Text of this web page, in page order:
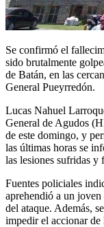
Se confirmó el
sido brutalmente
de Batán, en las
General Pueyrredón.
Lucas Nahuel
General de Agudos
de este domingo, y
las últimas horas se
las lesiones sufridas y
Fuentes policiales
aprehendió a un joven
del ataque. Además,
impedir el accionar de